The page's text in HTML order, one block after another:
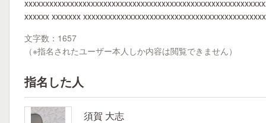
xxxxxx xxxxxxx
文字数：1657
（※指名されたユーザー本人しか内容は閲覧できません）
指名した人
須賀 大志